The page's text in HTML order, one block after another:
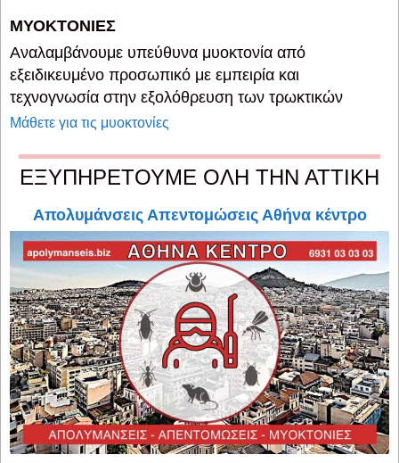
ΜΥΟΚΤΟΝΙΕΣ
Αναλαμβάνουμε υπεύθυνα μυοκτονία από
εξειδικευμένο προσωπικό με εμπειρία και
τεχνογνωσία στην εξολόθρευση των τρωκτικών
Μάθετε για τις μυοκτονίες
ΕΞΥΠΗΡΕΤΟΥΜΕ ΟΛΗ ΤΗΝ ΑΤΤΙΚΗ
Απολυμάνσεις Απεντομώσεις Αθήνα κέντρο